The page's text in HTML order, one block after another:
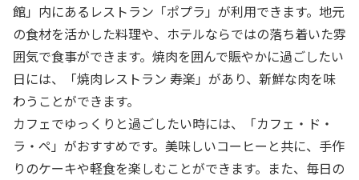
館」内にあるレストラン「ポプラ」が利用できます。地元
の食材を活かした料理や、ホテルならではの落ち着いた雰
囲気で食事ができます。焼肉を囲んで賑やかに過ごしたい
日には、「焼肉レストラン 寿楽」があり、新鮮な肉を味
わうことができます。
カフェでゆっくりと過ごしたい時には、「カフェ・ド・
ラ・ペ」がおすすめです。美味しいコーヒーと共に、手作
りのケーキや軽食を楽しむことができます。また、毎日の